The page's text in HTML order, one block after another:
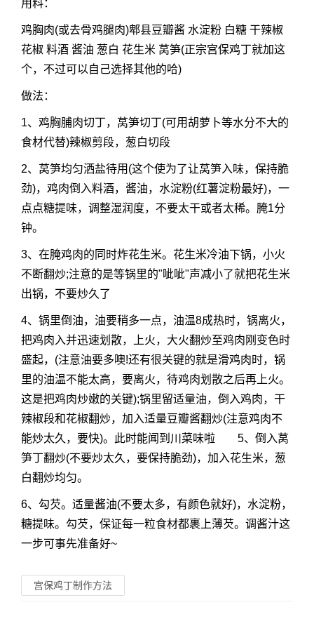
用料：
鸡胸肉(或去骨鸡腿肉)郫县豆瓣酱 水淀粉 白糖 干辣椒
花椒 料酒 酱油 葱白 花生米 莴笋(正宗宫保鸡丁就加这
个，不过可以自己选择其他的哈)
做法：
1、鸡胸脯肉切丁，莴笋切丁(可用胡萝卜等水分不大的
食材代替)辣椒剪段，葱白切段
2、莴笋均匀洒盐待用(这个使为了让莴笋入味，保持脆
劲)，鸡肉倒入料酒，酱油，水淀粉(红薯淀粉最好)，一
点点糖提味，调整湿润度，不要太干或者太稀。腌1分
钟。
3、在腌鸡肉的同时炸花生米。花生米冷油下锅，小火
不断翻炒;注意的是等锅里的"呲呲"声减小了就把花生米
出锅，不要炒久了
4、锅里倒油，油要稍多一点，油温8成热时，锅离火，
把鸡肉入并迅速划散，上火，大火翻炒至鸡肉刚变色时
盛起，(注意油要多噢!还有很关键的就是滑鸡肉时，锅
里的油温不能太高，要离火，待鸡肉划散之后再上火。
这是把鸡肉炒嫩的关键);锅里留适量油，倒入鸡肉，干
辣椒段和花椒翻炒，加入适量豆瓣酱翻炒(注意鸡肉不
能炒太久，要快)。此时能闻到川菜味啦 5、倒入莴
笋丁翻炒(不要炒太久，要保持脆劲)，加入花生米，葱
白翻炒均匀。
6、勾芡。适量酱油(不要太多，有颜色就好)，水淀粉，
糖提味。勾芡，保证每一粒食材都裹上薄芡。调酱汁这
一步可事先准备好~
宫保鸡丁制作方法